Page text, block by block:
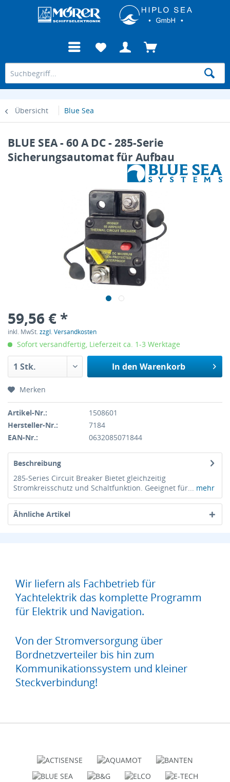
Übersicht Blue Sea
BLUE SEA - 60 A DC - 285-Serie
Sicherungsautomat für Aufbau
59,56 € *
inkl. MwSt.zzgl. Versandkosten
Sofort versandfertig, Lieferzeit ca. 1-3 Werktage
In den Warenkorb
Merken
Artikel-Nr.:
1508601
Hersteller-Nr.:
7184
EAN-Nr.:
0632085071844
Beschreibung
285-Series Circuit Breaker Bietet gleichzeitig
Stromkreisschutz und Schaltfunktion. Geeignet für... mehr
Ähnliche Artikel
Wir liefern als Fachbetrieb für
Yachtelektrik das komplette Programm
für Elektrik und Navigation.
Von der Stromversorgung über
Bordnetzverteiler bis hin zum
Kommunikationssystem und kleiner
Steckverbindung!